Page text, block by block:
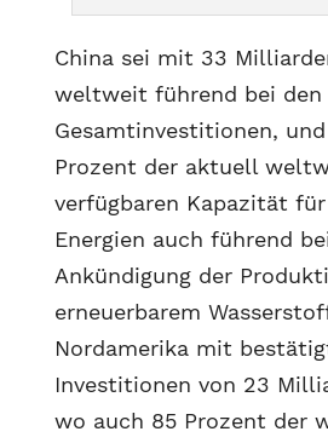
China sei mit 33
weltweit führend bei den
Gesamtinvestitionen,
Prozent der aktuell
verfügbaren Kapazität
Energien auch führend
Ankündigung der
erneuerbarem
Nordamerika mit
Investitionen von 23
wo auch 85 Prozent der